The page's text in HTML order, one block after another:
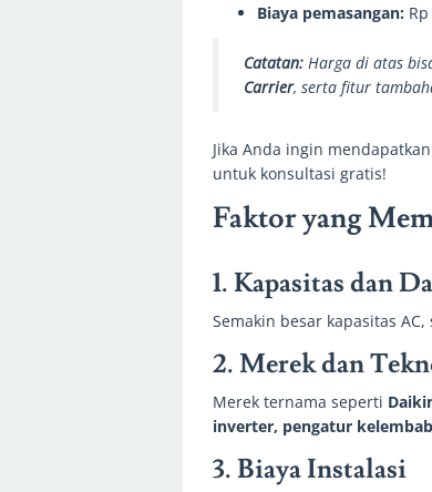
Biaya pemasangan:
Catatan: Harga di atas
Carrier, serta fitur
Jika Anda ingin
untuk konsultasi gratis!
Faktor yang
1. Kapasitas dan
Semakin besar kapasitas
2. Merek dan
Merek ternama seperti
inverter, pengatur
3. Biaya Instalasi